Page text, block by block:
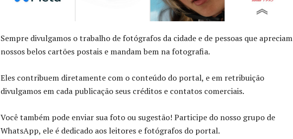
Sempre divulgamos o trabalho de fotógrafos da cidade e de pessoas que apreciam
nossos belos cartões postais e mandam bem na fotografia.
Eles contribuem diretamente com o conteúdo do portal, e em retribuição
divulgamos em cada publicação seus créditos e contatos comerciais.
Você também pode enviar sua foto ou sugestão! Participe do nosso grupo de
WhatsApp, ele é dedicado aos leitores e fotógrafos do portal.